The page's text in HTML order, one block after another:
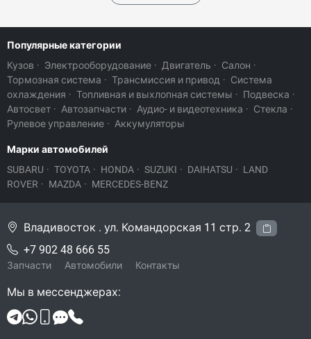
Популярные категории
Кузов · Электрооборудование · Двигатель · Салон ·
Тормозная система · Трансмиссия и привод · Система
охлаждения · Топливная и выхлопная системы · Подвеска ·
Автосвет · Автозапчасти · Аудио- и видеотехника · Стекла ·
Рулевое управление · Аккумуляторы
Марки автомобилей
SUBARU · TOYOTA · HONDA · SUZUKI · DAIHATSU · LAND
ROVER · MAZDA · MERCEDES-BENZ
Владивосток . ул. Командорская 11 стр. 2
+7 902 48 666 55
Запчасти Автомобили Контакты
Мы в мессенджерах: